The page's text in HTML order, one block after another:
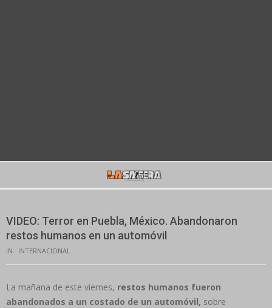
VIDEO: Terror en Puebla, México. Abandonaron
restos humanos en un automóvil
IN: INTERNACIONAL
La mañana de este viernes, restos humanos fueron
abandonados a un costado de un automóvil, sobre